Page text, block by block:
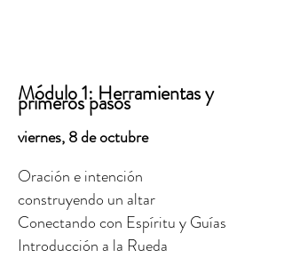
Módulo 1: Herramientas y
primeros pasos
viernes, 8 de octubre
Oración e intención
construyendo un altar
Conectando con Espíritu y Guías
Introducción a la Rueda